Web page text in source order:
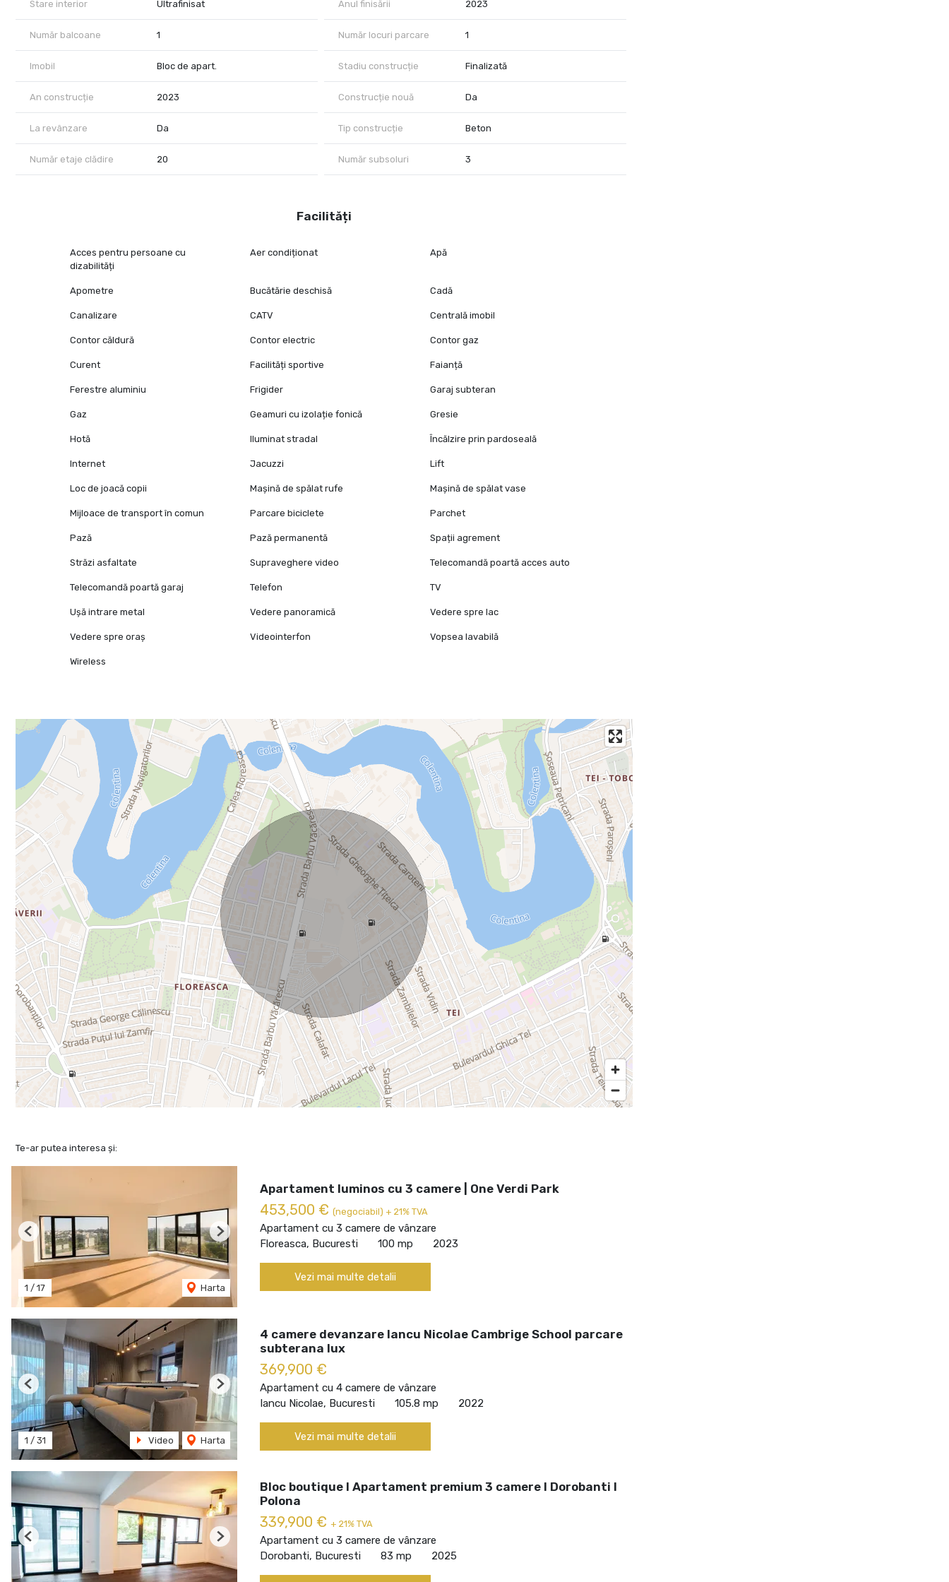
Stare interior Ultrafinisat Anul finisării 2023
Număr balcoane 1 Număr locuri parcare 1
Imobil Bloc de apart. Stadiu construcție Finalizată
An construcție 2023 Construcție nouă Da
La revânzare Da Tip construcție Beton
Număr etaje clădire 20 Număr subsoluri 3
Facilități
Acces pentru persoane cu
dizabilități
Aer condiționat Apă
Apometre Bucătărie deschisă Cadă
Canalizare CATV Centrală imobil
Contor căldură Contor electric Contor gaz
Curent Facilități sportive Faianță
Ferestre aluminiu Frigider Garaj subteran
Gaz Geamuri cu izolație fonică Gresie
Hotă Iluminat stradal Încălzire prin pardoseală
Internet Jacuzzi Lift
Loc de joacă copii Mașină de spălat rufe Mașină de spălat vase
Mijloace de transport în comun Parcare biciclete Parchet
Pază Pază permanentă Spații agrement
Străzi asfaltate Supraveghere video Telecomandă poartă acces auto
Telecomandă poartă garaj Telefon TV
Ușă intrare metal Vedere panoramică Vedere spre lac
Vedere spre oraș Videointerfon Vopsea lavabilă
Wireless
Te-ar putea interesa și:
1 / 17 Harta
Previous Next
Apartament luminos cu 3 camere | One Verdi Park
453,500 € (negociabil) + 21% TVA
Apartament cu 3 camere de vânzare
Floreasca, Bucuresti
100 mp 2023
Vezi mai multe detalii
1 / 31 Video Harta
Previous Next
4 camere devanzare Iancu Nicolae Cambrige School parcare
subterana lux
369,900 €
Apartament cu 4 camere de vânzare
Iancu Nicolae, Bucuresti
105.8 mp 2022
Vezi mai multe detalii
Previous Next
Bloc boutique I Apartament premium 3 camere I Dorobanti I
Polona
339,900 € + 21% TVA
Apartament cu 3 camere de vânzare
Dorobanti, Bucuresti
83 mp 2025